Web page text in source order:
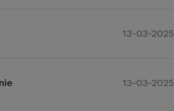
13-03-2025
13-03-2025